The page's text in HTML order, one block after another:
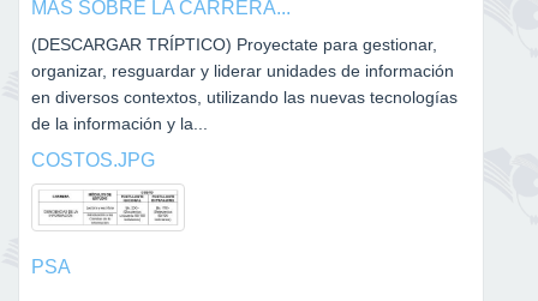
MÁS SOBRE LA CARRERA...
(DESCARGAR TRÍPTICO) Proyectate para gestionar,
organizar, resguardar y liderar unidades de información
en diversos contextos, utilizando las nuevas tecnologías
de la información y la...
COSTOS.JPG
PSA